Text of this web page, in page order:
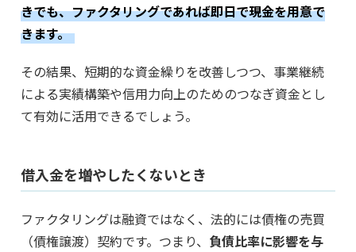
きでも、ファクタリングであれば即日で現金を用意で
きます。
その結果、短期的な資金繰りを改善しつつ、事業継続
による実績構築や信用力向上のためのつなぎ資金とし
て有効に活用できるでしょう。
借入金を増やしたくないとき
ファクタリングは融資ではなく、法的には債権の売買
（債権譲渡）契約です。つまり、 負債比率に影響を与